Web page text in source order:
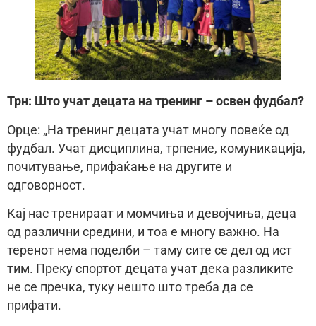
Трн: Што учат децата на тренинг – освен фудбал?
Орце: „На тренинг децата учат многу повеќе од
фудбал. Учат дисциплина, трпение, комуникација,
почитување, прифаќање на другите и
одговорност.
Кај нас тренираат и момчиња и девојчиња, деца
од различни средини, и тоа е многу важно. На
теренот нема поделби – таму сите се дел од ист
тим. Преку спортот децата учат дека разликите
не се пречка, туку нешто што треба да се
прифати.